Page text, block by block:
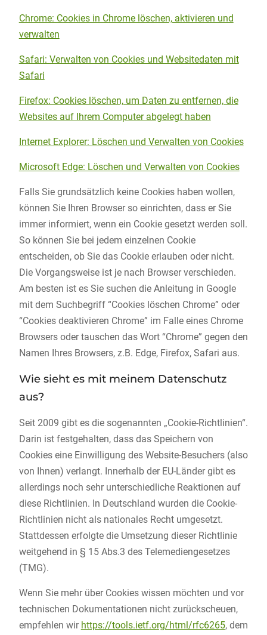
Chrome: Cookies in Chrome löschen, aktivieren und
verwalten
Safari: Verwalten von Cookies und Websitedaten mit
Safari
Firefox: Cookies löschen, um Daten zu entfernen, die
Websites auf Ihrem Computer abgelegt haben
Internet Explorer: Löschen und Verwalten von Cookies
Microsoft Edge: Löschen und Verwalten von Cookies
Falls Sie grundsätzlich keine Cookies haben wollen,
können Sie Ihren Browser so einrichten, dass er Sie
immer informiert, wenn ein Cookie gesetzt werden soll.
So können Sie bei jedem einzelnen Cookie
entscheiden, ob Sie das Cookie erlauben oder nicht.
Die Vorgangsweise ist je nach Browser verschieden.
Am besten ist es Sie suchen die Anleitung in Google
mit dem Suchbegriff “Cookies löschen Chrome” oder
“Cookies deaktivieren Chrome” im Falle eines Chrome
Browsers oder tauschen das Wort “Chrome” gegen den
Namen Ihres Browsers, z.B. Edge, Firefox, Safari aus.
Wie sieht es mit meinem Datenschutz
aus?
Seit 2009 gibt es die sogenannten „Cookie-Richtlinien“.
Darin ist festgehalten, dass das Speichern von
Cookies eine Einwilligung des Website-Besuchers (also
von Ihnen) verlangt. Innerhalb der EU-Länder gibt es
allerdings noch sehr unterschiedliche Reaktionen auf
diese Richtlinien. In Deutschland wurden die Cookie-
Richtlinien nicht als nationales Recht umgesetzt.
Stattdessen erfolgte die Umsetzung dieser Richtlinie
weitgehend in § 15 Abs.3 des Telemediengesetzes
(TMG).
Wenn Sie mehr über Cookies wissen möchten und vor
technischen Dokumentationen nicht zurückscheuen,
empfehlen wir https://tools.ietf.org/html/rfc6265, dem